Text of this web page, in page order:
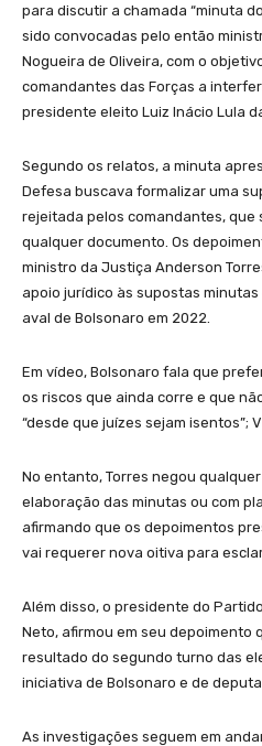
para discutir a chamada “minuta
sido convocadas pelo então
Nogueira de Oliveira, com o
comandantes das Forças a
presidente eleito Luiz Inácio Lula
Segundo os relatos, a minuta
Defesa buscava formalizar uma
rejeitada pelos comandantes, que
qualquer documento. Os
ministro da Justiça Anderson
apoio jurídico às supostas
aval de Bolsonaro em 2022.
Em vídeo, Bolsonaro fala que
os riscos que ainda corre e que
“desde que juízes sejam isentos”;
No entanto, Torres negou
elaboração das minutas ou com
afirmando que os depoimentos
vai requerer nova oitiva para
Além disso, o presidente do
Neto, afirmou em seu depoimento
resultado do segundo turno das
iniciativa de Bolsonaro e de
As investigações seguem em